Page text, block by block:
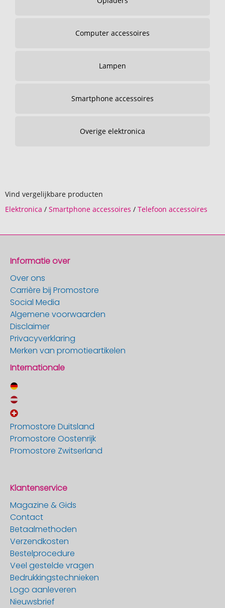
Computer accessoires
Lampen
Smartphone accessoires
Overige elektronica
Vind vergelijkbare producten
Elektronica / Smartphone accessoires / Telefoon accessoires
Informatie over
Over ons
Carrière bij Promostore
Social Media
Algemene voorwaarden
Disclaimer
Privacyverklaring
Merken van promotieartikelen
Internationale
Promostore Duitsland
Promostore Oostenrijk
Promostore Zwitserland
Klantenservice
Magazine & Gids
Contact
Betaalmethoden
Verzendkosten
Bestelprocedure
Veel gestelde vragen
Bedrukkingstechnieken
Logo aanleveren
Nieuwsbrief